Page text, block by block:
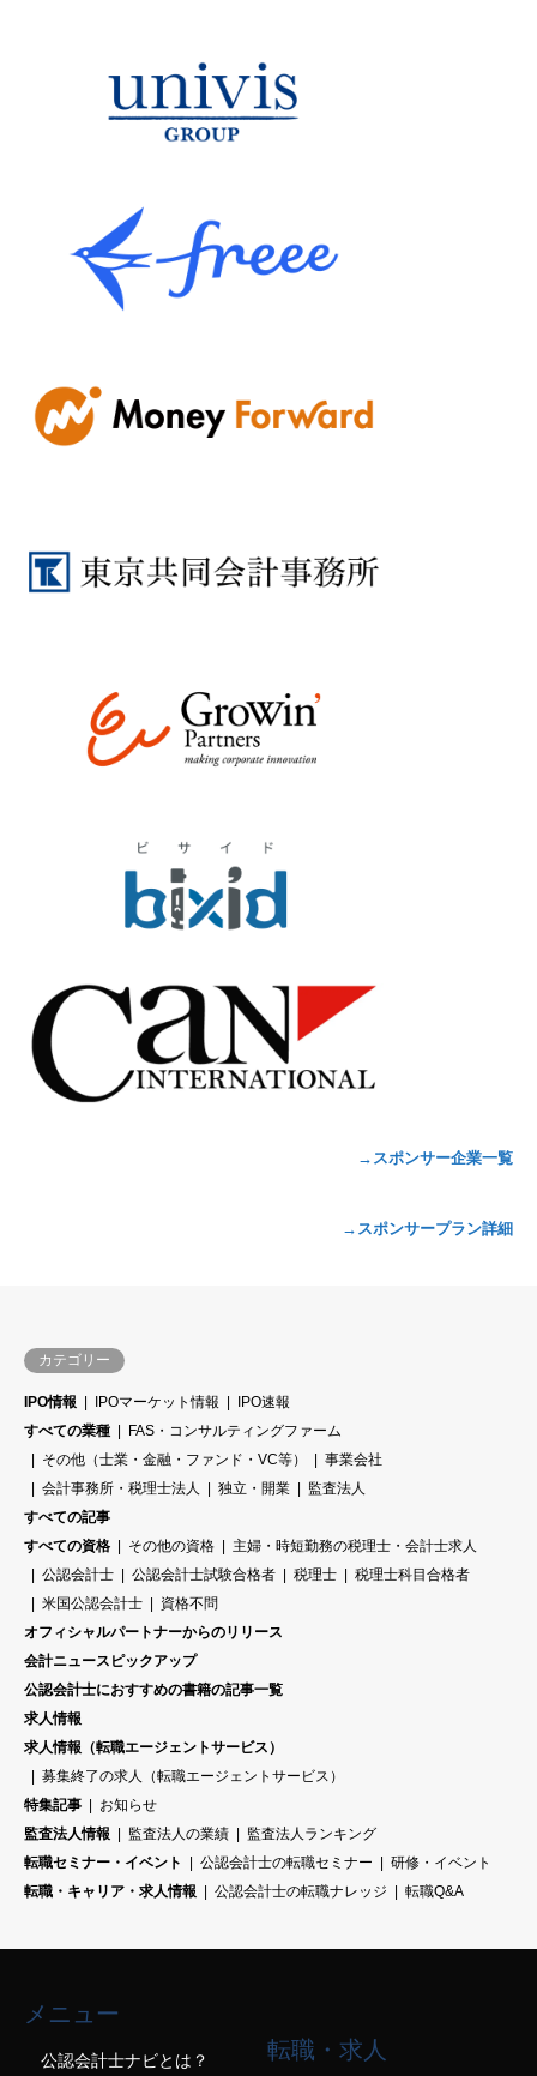
→スポンサー企業一覧
→スポンサープラン詳細
カテゴリー
IPO情報 IPOマーケット情報
IPO速報
すべての業種
FAS・コンサルティングファーム
その他（士業・金融・ファンド・VC等）
事業会社
会計事務所・税理士法人
独立・開業
監査法人
すべての記事
すべての資格
その他の資格
主婦・時短勤務の税理士・会計士求人
公認会計士
公認会計士試験合格者 税理士
税理士科目合格者
米国公認会計士
資格不問
オフィシャルパートナーからのリリース
会計ニュースピックアップ
公認会計士におすすめの書籍の記事一覧
求人情報
求人情報（転職エージェントサービス）
募集終了の求人（転職エージェントサービス）
特集記事
お知らせ
監査法人情報
監査法人の業績
監査法人ランキング
転職セミナー・イベント
公認会計士の転職セミナー
研修・イベント
転職・キャリア・求人情報
公認会計士の転職ナレッジ 転職Q&A
メニュー
公認会計士ナビとは？
転職・求人